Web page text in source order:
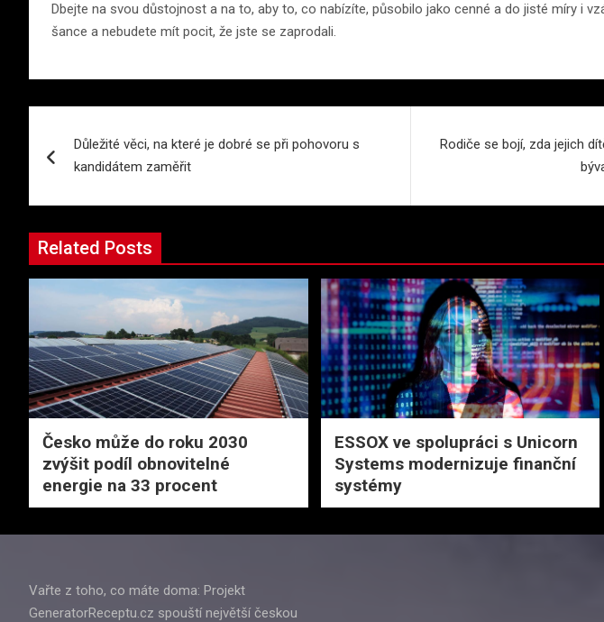
Dbejte na svou důstojnost a na to, aby to, co nabízíte, působilo jako cenné a do jisté míry i
šance a nebudete mít pocit, že jste se zaprodali.
pro
příspěvek
Důležité věci, na které je dobré se při pohovoru s
kandidátem zaměřit
Rodiče se bojí, zda jejich
Related Posts
Česko může do roku 2030
zvýšit podíl obnovitelné
energie na 33 procent
ESSOX ve spolupráci s Unicorn
Systems modernizuje finanční
systémy
Vařte z toho, co máte doma: Projekt
GeneratorReceptu.cz spouští největší českou